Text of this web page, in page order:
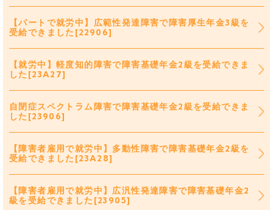
【パートで就労中】広範性発達障害で障害厚生年金3級を
受給できました[22906]
【就労中】軽度知的障害で障害基礎年金2級を受給できま
した[23A27]
自閉症スペクトラム障害で障害基礎年金2級を受給できま
した[23906]
【障害者雇用で就労中】多動性障害で障害基礎年金2級を
受給できました[23A28]
【障害者雇用で就労中】広汎性発達障害で障害基礎年金2
級を受給できました[23905]